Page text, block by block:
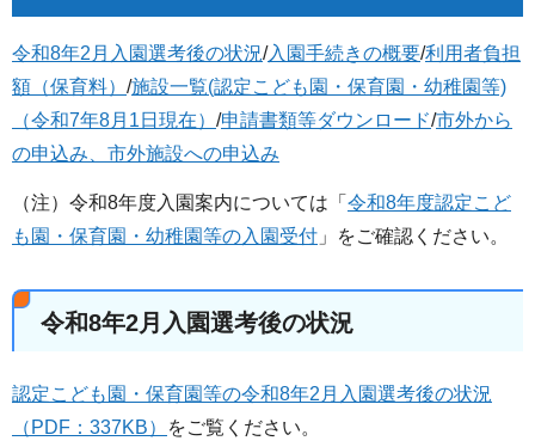
令和8年2月入園選考後の状況/入園手続きの概要/利用者負担
額（保育料） /施設一覧(認定こども園・保育園・幼稚園等)
（令和7年8月1日現在） /申請書類等ダウンロード/市外から
の申込み、市外施設への申込み
（注）令和8年度入園案内については「 令和8年度認定こど
も園・保育園・幼稚園等の入園受付 」をご確認ください。
令和8年2月入園選考後の状況
認定こども園・保育園等の令和8年2月入園選考後の状況
（PDF：337KB）
をご覧ください。